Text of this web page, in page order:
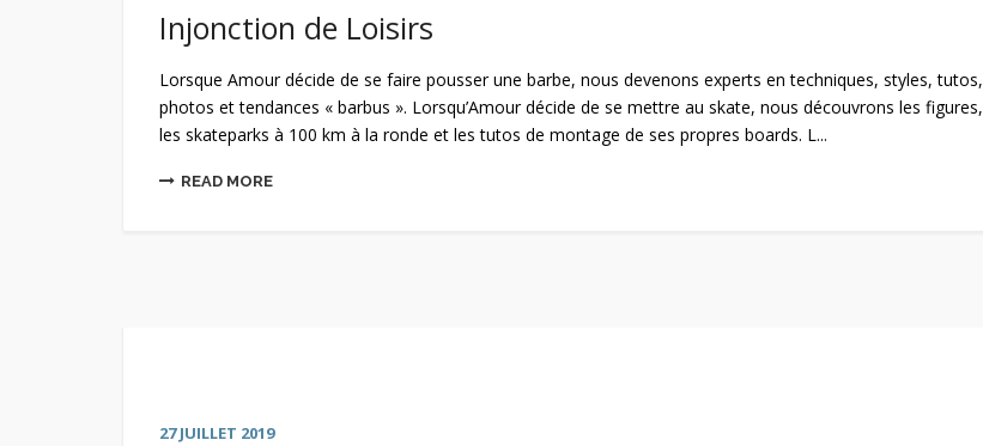
Injonction de Loisirs
Lorsque Amour décide de se faire pousser une barbe, nous devenons experts en techniques, styles, tutos,
photos et tendances « barbus ». Lorsqu’Amour décide de se mettre au skate, nous découvrons les figures,
les skateparks à 100 km à la ronde et les tutos de montage de ses propres boards. L...
READ MORE
27 JUILLET 2019